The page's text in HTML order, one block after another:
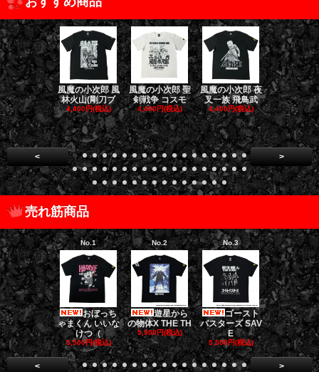
風魔の小次郎 風
林火山(剛刀ブ
4,400円(税込)
風魔の小次郎 聖
剣戦争 コスモ
4,400円(税込)
風魔の小次郎 夜
叉一族 飛鳥武
4,400円(税込)
風魔の小次
魔一族 竜
4,400円(税
< >
売れ筋商品
No.1
おぼっち
ゃまくん いいな
けつ（
5,500円(税込)
No.2
遊星から
の物体X THE TH
5,500円(税込)
No.3
ゴースト
バスターズ SAV
E
5,500円(税込)
No.4
ゴー
バスターズ
ージャ
5,500円(税
< >